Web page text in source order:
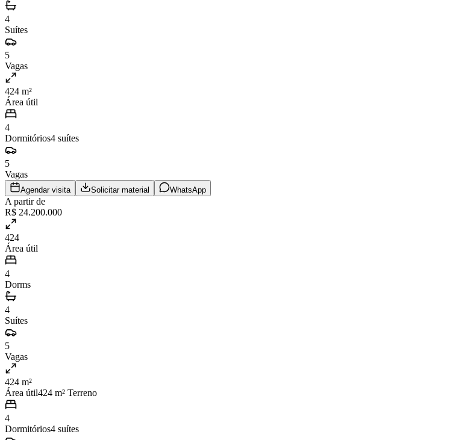
4
Suítes
5
Vagas
424 m²
Área útil
4
Dormitórios4 suítes
5
Vagas
Agendar visita Solicitar material WhatsApp
A partir de
R$ 24.200.000
424
Área útil
4
Dorms
4
Suítes
5
Vagas
424 m²
Área útil424 m² Terreno
4
Dormitórios4 suítes